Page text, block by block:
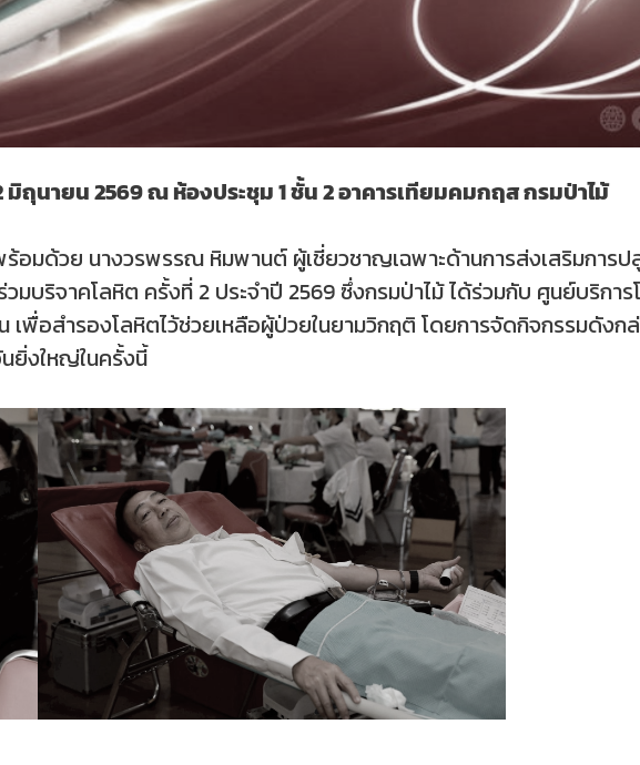
มิถุนายน 2569 ณ ห้องประชุม 1 ชั้น 2 อาคารเทียมคมกฤส กรมป่าไม้
วย นางวรพรรณ หิมพานต์ ผู้เชี่ยวชาญเฉพาะด้านการส่งเสริมการปลู
วมบริจาคโลหิต ครั้งที่ 2 ประจำปี 2569 ซึ่งกรมป่าไม้ ได้ร่วมกับ ศูนย์บริก
พื่อสำรองโลหิตไว้ช่วยเหลือผู้ป่วยในยามวิกฤติ โดยการจัดกิจกรรมดัง
ยิ่งใหญ่ในครั้งนี้